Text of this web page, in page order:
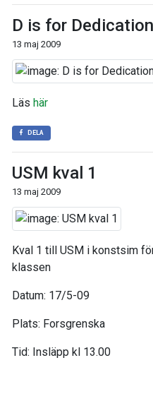
D is for Dedication
13 maj 2009
Läs här
DELA
USM kval 1
13 maj 2009
Kval 1 till USM i konstsim
klassen
Datum: 17/5-09
Plats: Forsgrenska
Tid: Insläpp kl 13.00